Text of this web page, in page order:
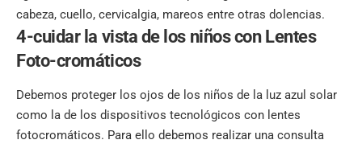
cabeza, cuello, cervicalgia, mareos entre otras dolencias.
4-cuidar la vista de los niños con Lentes
Foto-cromáticos
Debemos proteger los ojos de los niños de la luz azul solar
como la de los dispositivos tecnológicos con lentes
fotocromáticos. Para ello debemos realizar una consulta